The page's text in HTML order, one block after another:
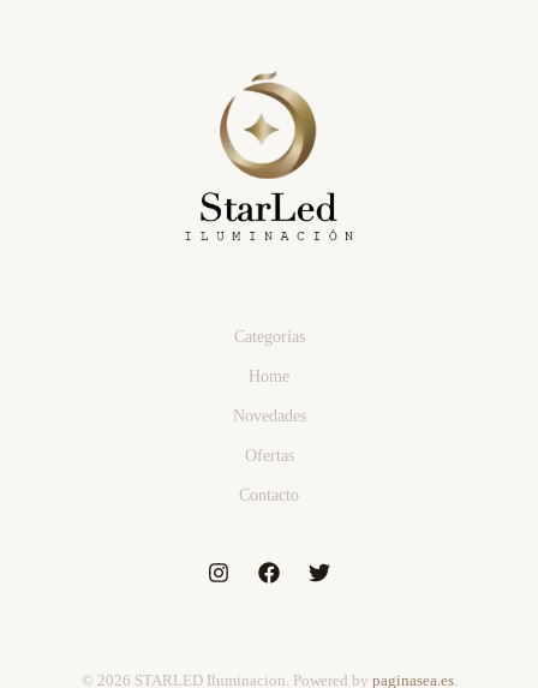
Categorías
Home
Novedades
Ofertas
Contacto
© 2026 STARLED Iluminacion. Powered by paginasea.es.